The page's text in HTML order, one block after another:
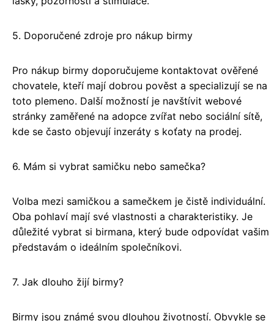
5. Doporučené zdroje pro nákup birmy
Pro nákup birmy doporučujeme kontaktovat ověřené
chovatele, kteří mají dobrou pověst a specializují se na
toto plemeno. Další možností je navštívit webové
stránky zaměřené na adopce zvířat nebo sociální sítě,
kde se často objevují inzeráty s koťaty na prodej.
6. Mám si vybrat samičku nebo samečka?
Volba mezi samičkou a samečkem je čistě individuální.
Oba pohlaví mají své vlastnosti a charakteristiky. Je
důležité vybrat si birmana, který bude odpovídat vašim
představám o ideálním společníkovi.
7. Jak dlouho žijí birmy?
Birmy jsou známé svou dlouhou životností. Obvykle se